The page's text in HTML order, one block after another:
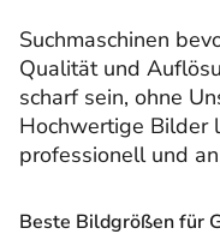
Suchmaschinen
Qualität und
scharf sein, ohne
Hochwertige Bilder
professionell und
Beste Bildgrößen für